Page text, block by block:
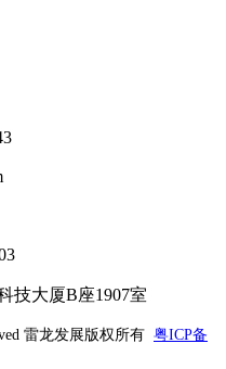
技大厦B座1907室
雷龙发展版权所有 粤ICP备